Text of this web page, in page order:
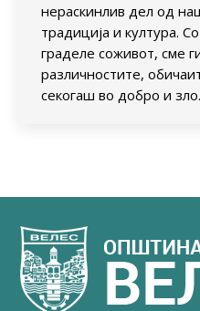
нераскинлив дел од
традиција и култура.
граделе соживот, сме
различностите,
секогаш во добро и